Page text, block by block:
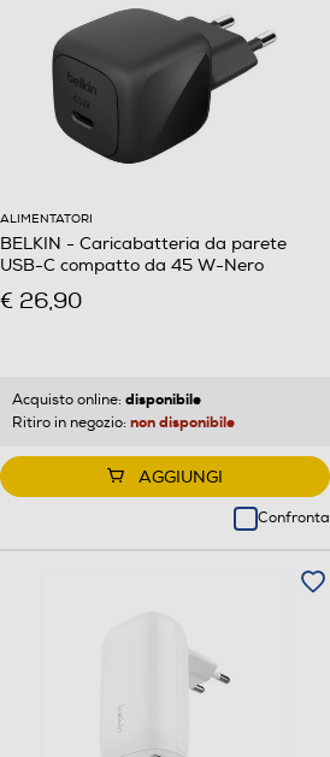
ALIMENTATORI
BELKIN - Caricabatteria da parete
USB-C compatto da 45 W-Nero
€ 26,90
Acquisto online: disponibile
Ritiro in negozio: non disponibile
AGGIUNGI
Confronta